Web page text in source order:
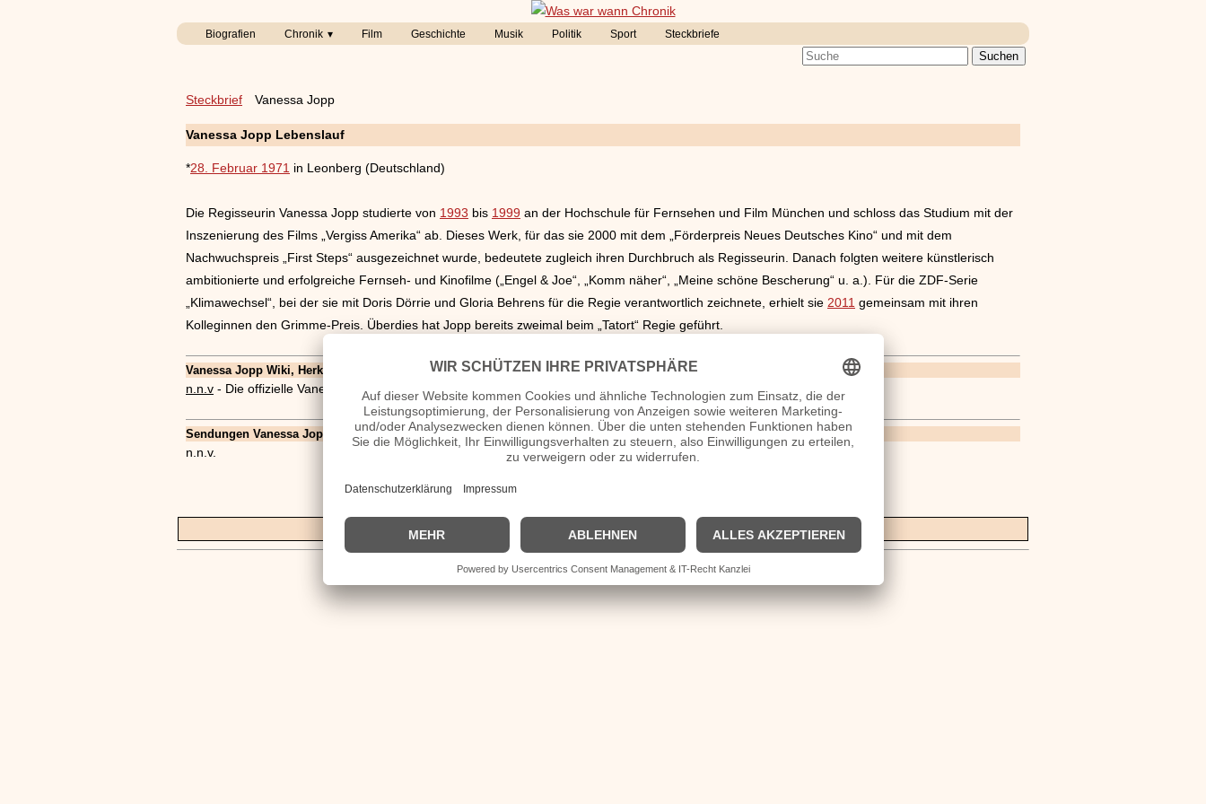
Biografien Chronik Film Geschichte Musik Politik Sport Steckbriefe
Steckbrief Vanessa Jopp
Vanessa Jopp Lebenslauf
*28. Februar 1971 in Leonberg (Deutschland)
Die Regisseurin Vanessa Jopp studierte von 1993 bis 1999 an der Hochschule für Fernsehen und Film München und schloss das Studium mit der
Inszenierung des Films „Vergiss Amerika“ ab. Dieses Werk, für das sie 2000 mit dem „Förderpreis Neues Deutsches Kino“ und mit dem
Nachwuchspreis „First Steps“ ausgezeichnet wurde, bedeutete zugleich ihren Durchbruch als Regisseurin. Danach folgten weitere künstlerisch
ambitionierte und erfolgreiche Fernseh- und Kinofilme („Engel & Joe“, „Komm näher“, „Meine schöne Bescherung“ u. a.). Für die ZDF-Serie
„Klimawechsel“, bei der sie mit Doris Dörrie und Gloria Behrens für die Regie verantwortlich zeichnete, erhielt sie 2011 gemeinsam mit ihren
Kolleginnen den Grimme-Preis. Überdies hat Jopp bereits zweimal beim „Tatort“ Regie geführt.
Vanessa Jopp Wiki, Herkunft, Geburtstag, verheiratet, Kinder etc.
n.n.v - Die offizielle Vanessa Jopp Homepage
Sendungen Vanessa Jopp Filme
n.n.v.
| Biografie kurz | Personen|Impressum